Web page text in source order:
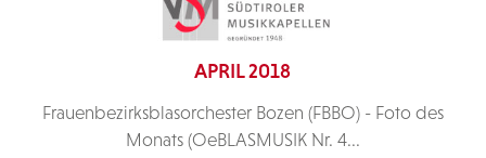
APRIL 2018
Frauenbezirksblasorchester Bozen (FBBO) - Foto des
Monats (OeBLASMUSIK Nr. 4...